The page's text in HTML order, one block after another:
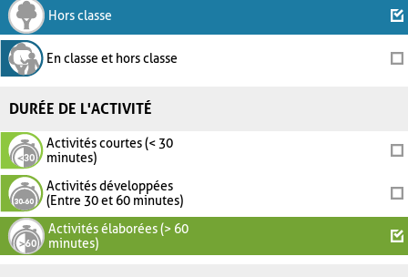
Hors classe
En classe et hors classe
DURÉE DE L'ACTIVITÉ
Activités courtes (< 30
minutes)
Activités développées
(Entre 30 et 60 minutes)
Activités élaborées (> 60
minutes)